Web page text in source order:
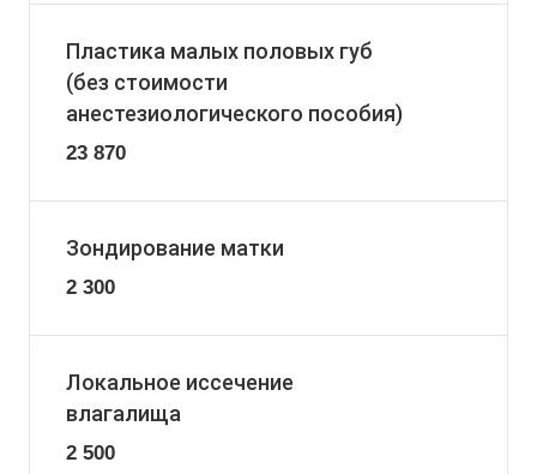
Пластика малых половых губ
(без стоимости
анестезиологического пособия)
23 870
Зондирование матки
2 300
Локальное иссечение
влагалища
2 500